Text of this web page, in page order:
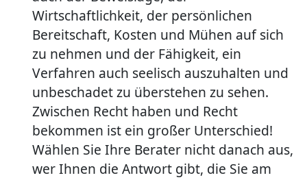
Wirtschaftlichkeit, der persönlichen
Bereitschaft, Kosten und Mühen auf sich
zu nehmen und der Fähigkeit, ein
Verfahren auch seelisch auszuhalten und
unbeschadet zu überstehen zu sehen.
Zwischen Recht haben und Recht
bekommen ist ein großer Unterschied!
Wählen Sie Ihre Berater nicht danach aus,
wer Ihnen die Antwort gibt, die Sie am